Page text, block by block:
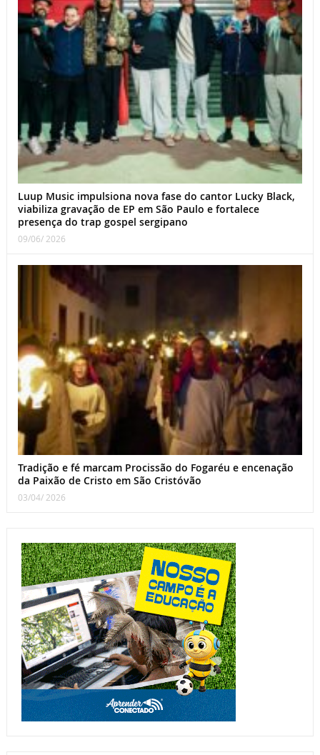
Luup Music impulsiona nova fase do cantor Lucky Black,
viabiliza gravação de EP em São Paulo e fortalece
presença do trap gospel sergipano
09/06/ 2026
Tradição e fé marcam Procissão do Fogaréu e encenação
da Paixão de Cristo em São Cristóvão
03/04/ 2026